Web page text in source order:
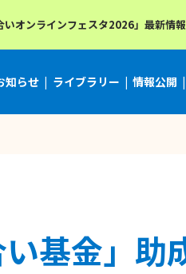
いオンラインフェスタ2026」最新情
知らせ ライブラリー 情報公開
い基金」助